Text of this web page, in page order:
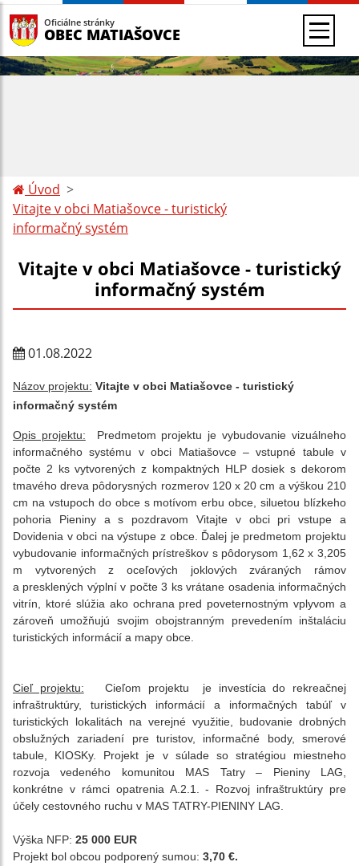
Oficiálne stránky
OBEC MATIAŠOVCE
Úvod
Vitajte v obci Matiašovce - turistický
informačný systém
Vitajte v obci Matiašovce - turistický
informačný systém
01.08.2022
Názov projektu: Vitajte v obci Matiašovce - turistický
informačný systém
Opis projektu: Predmetom projektu jevybudovanie vizuálneho
informačného systému v obci Matiašovce – vstupné tabule v
počte 2 ks vytvorených z kompaktných HLP dosiek s dekorom
tmavého dreva pôdorysných rozmerov 120 x 20 cm a výškou 210
cm na vstupoch do obce s motívom erbu obce, siluetou blízkeho
pohoria Pieniny a s pozdravom Vitajte v obci pri vstupe a
Dovidenia v obci na výstupe z obce. Ďalej je predmetom projektu
vybudovanie informačných prístreškov s pôdorysom 1,62 x 3,205
m vytvorených z oceľových joklových zváraných rámov
a presklených výplní v počte 3 ks vrátane osadenia informačných
vitrín, ktoré slúžia ako ochrana pred poveternostným vplyvom a
zároveň umožňujú svojim obojstranným prevedením inštaláciu
turistických informácií a mapy obce.
Cieľ projektu: Cieľom projektu je investícia do rekreačnej
infraštruktúry, turistických informácií a informačných tabúľ v
turistických lokalitách na verejné využitie, budovanie drobných
obslužných zariadení pre turistov, informačné body, smerové
tabule, KIOSKy. Projekt je v súlade so stratégiou miestneho
rozvoja vedeného komunitou MAS Tatry – Pieniny LAG,
konkrétne v rámci opatrenia A.2.1. - Rozvoj infraštruktúry pre
účely cestovného ruchu v MAS TATRY-PIENINY LAG.
Výška NFP: 25 000 EUR
Projekt bol obcou podporený sumou: 3,70 €.